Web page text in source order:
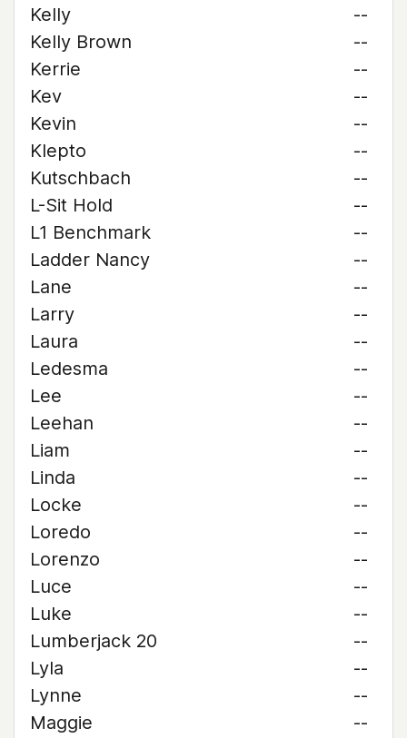
Kelly
--
Kelly Brown
--
Kerrie
--
Kev
--
Kevin
--
Klepto
--
Kutschbach
--
L-Sit Hold
--
L1 Benchmark
--
Ladder Nancy
--
Lane
--
Larry
--
Laura
--
Ledesma
--
Lee
--
Leehan
--
Liam
--
Linda
--
Locke
--
Loredo
--
Lorenzo
--
Luce
--
Luke
--
Lumberjack 20
--
Lyla
--
Lynne
--
Maggie
--